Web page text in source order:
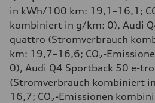
in kWh/100 km: 19,1–16,1;
kombiniert in g/km: 0), Audi
quattro (Stromverbrauch
km: 19,7–16,6; CO₂-
0), Audi Q4 Sportback 50 e-
(Stromverbrauch kombiniert
16,7; CO₂-Emissionen